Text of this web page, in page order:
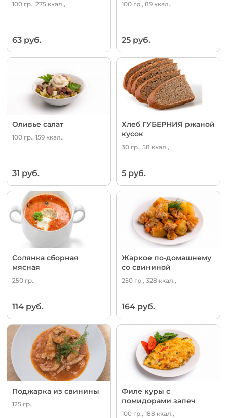
100 гр., 275 ккал.,
63 руб.
100 гр., 89 ккал.,
25 руб.
Оливье салат
100 гр., 159 ккал.,
31 руб.
Хлеб ГУБЕРНИЯ ржаной
кусок
30 гр., 58 ккал.,
5 руб.
Солянка сборная
мясная
250 гр.,
114 руб.
Жаркое по-домашнему
со свининой
250 гр., 328 ккал.,
164 руб.
Поджарка из свинины
125 гр.,
Филе куры с
помидорами запеч
100 гр., 188 ккал.,